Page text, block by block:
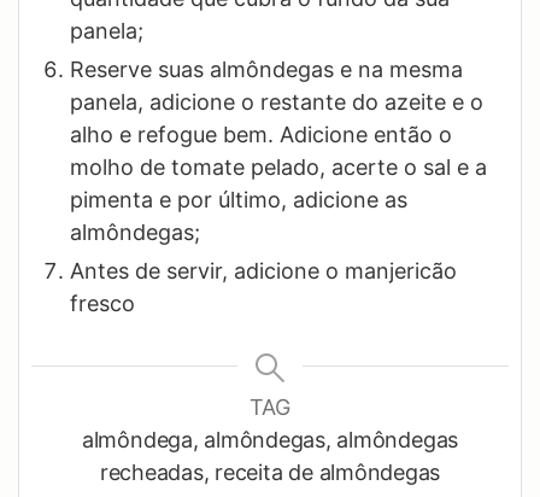
panela;
Reserve suas almôndegas e na mesma
panela, adicione o restante do azeite e o
alho e refogue bem. Adicione então o
molho de tomate pelado, acerte o sal e a
pimenta e por último, adicione as
almôndegas;
Antes de servir, adicione o manjericão
fresco
TAG
almôndega, almôndegas, almôndegas
recheadas, receita de almôndegas